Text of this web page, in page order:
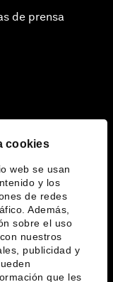
cookies
web se usan
y los
de redes
Además,
sobre el uso
nuestros
publicidad y
que les
de prensa